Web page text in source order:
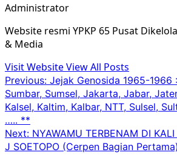
Administrator
Website resmi YPKP 65 Pusat
& Media
Visit WebsiteView All Posts
Post
navigation
Previous: Jejak Genosida 1965-1966
Sumbar, Sumsel, Jakarta, Jabar,
Kalsel, Kaltim, Kalbar, NTT, Sulsel,
….. **
Next: NYAWAMU TERBENAM DI
J SOETOPO (Cerpen Bagian Pertama)